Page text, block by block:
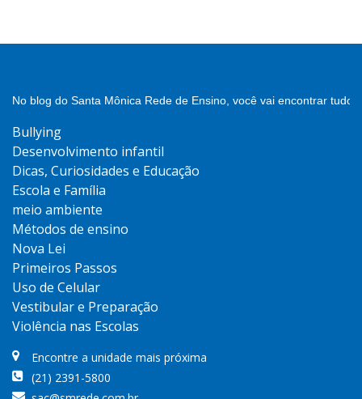
No blog do Santa Mônica Rede de Ensino, você vai encontrar
Bullying
Desenvolvimento infantil
Dicas, Curiosidades e Educação
Escola e Família
meio ambiente
Métodos de ensino
Nova Lei
Primeiros Passos
Uso de Celular
Vestibular e Preparação
Violência nas Escolas
Encontre a unidade mais próxima
(21) 2391-5800